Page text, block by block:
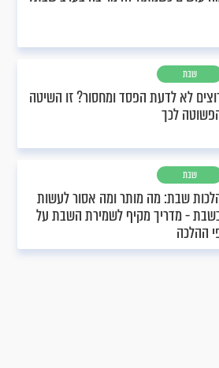
שבת
לא לדעת הפסד ומחסור? זו השיטה
לכך
שבת
שבת: מה מותר ומה אסור לעשות
- מדריך מקיף לשמירת השבת על
ההלכה